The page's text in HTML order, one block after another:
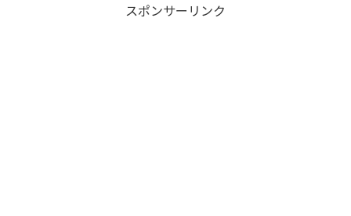
スポンサーリンク